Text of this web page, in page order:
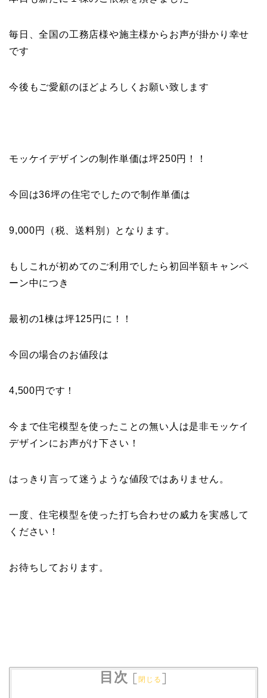
毎日、全国の工務店様や施主様からお声が掛かり幸せ
です
今後もご愛顧のほどよろしくお願い致します
モッケイデザインの制作単価は坪250円！！
今回は36坪の住宅でしたので制作単価は
9,000円（税、送料別）となります。
もしこれが初めてのご利用でしたら初回半額キャンペ
ーン中につき
最初の1棟は坪125円に！！
今回の場合のお値段は
4,500円です！
今まで住宅模型を使ったことの無い人は是非モッケイ
デザインにお声がけ下さい！
はっきり言って迷うような値段ではありません。
一度、住宅模型を使った打ち合わせの威力を実感して
ください！
お待ちしております。
目次 [閉じる ]